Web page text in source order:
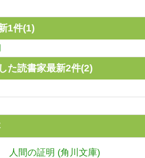
1件(1)
た読書家最新2件(2)
人間の証明 (角川文庫)